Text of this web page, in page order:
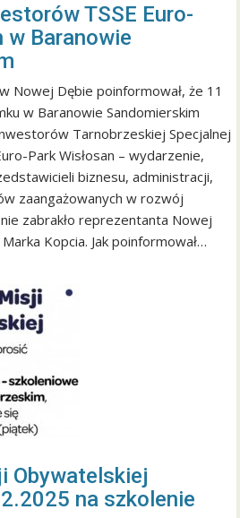
TSSE Euro-
w Baranowie
Nowej Dębie poinformował, że 11
w Baranowie Sandomierskim
Tarnobrzeskiej Specjalnej
Park Wisłosan – wydarzenie,
biznesu, administracji,
zaangażowanych w rozwój
zabrakło reprezentanta Nowej
Kopcia. Jak poinformował…
Obywatelskiej
na szkolenie